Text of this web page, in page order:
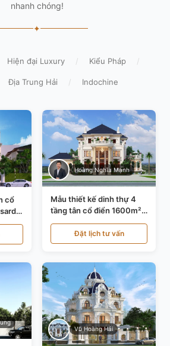
nhanh chóng!
✦
Hiện đại Luxury / Kiểu Pháp /
Địa Trung Hải / Indochine
cổ
Hoàng Nghĩa Mạnh
Mẫu thiết kế dinh thự 4
tầng tân cổ điển 1600m²
tại Thanh Hóa KT20071
Đặt lịch tư vấn
Vũ Hoàng Hải